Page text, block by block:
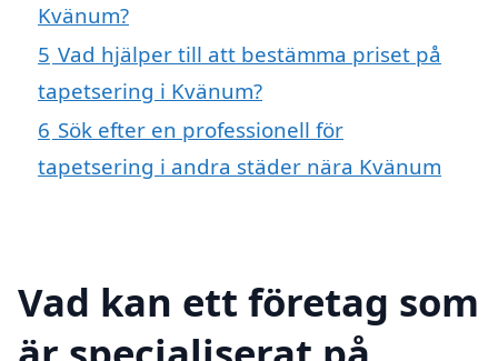
Kvänum?
5 Vad hjälper till att bestämma priset på
tapetsering i Kvänum?
6 Sök efter en professionell för
tapetsering i andra städer nära Kvänum
Vad kan ett företag som